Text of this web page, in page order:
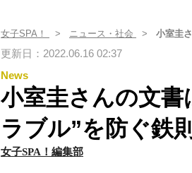
女子SPA！ ニュース・社会 小室圭
更新日：2022.06.16 02:37
News
小室圭さんの文書
ラブル”を防ぐ鉄則
女子SPA！編集部